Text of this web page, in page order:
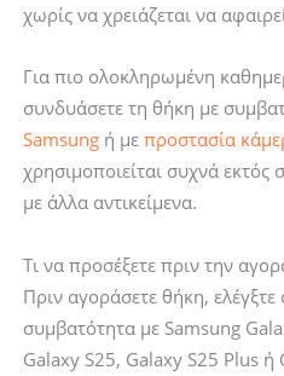
χωρίς να χρειάζεται να
Για πιο ολοκληρωμένη
συνδυάσετε τη θήκη με
Samsungή με προστασία
χρησιμοποιείται συχνά εκτός
με άλλα αντικείμενα.
Τι να προσέξετε πριν την
Πριν αγοράσετε θήκη,
συμβατότητα με Samsung
Galaxy S25, Galaxy S25 Plus ή